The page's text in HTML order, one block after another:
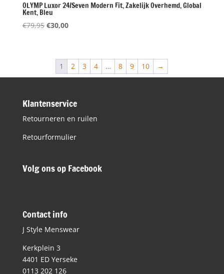
OLYMP Luxor 24/Seven Modern Fit, Zakelijk Overhemd, Global
Kent, Bleu
€79,95 Oorspronkelijke
€79,95.
€30,00Huidige
€30,00.
1 2 3 4 … 8 9 10 →
Klantenservice
Retourneren en ruilen
Retourformulier
Volg ons op Facebook
Contact info
J Style Menswear
Kerkplein 3
4401 ED Yerseke
0113 202 126